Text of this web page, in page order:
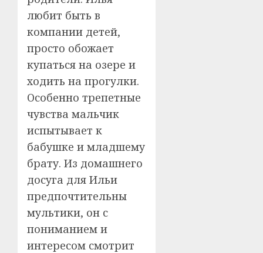
любит быть в
компании детей,
просто обожает
купаться на озере и
ходить на прогулки.
Особенно трепетные
чувства мальчик
испытывает к
бабушке и младшему
брату. Из домашнего
досуга для Ильи
предпочтительны
мультики, он с
пониманием и
интересом смотрит